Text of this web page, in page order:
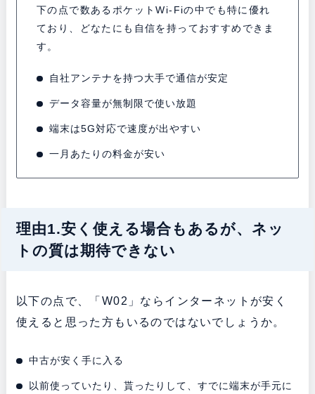
下の点で数あるポケットWi-Fiの中でも特に優れ
ており、どなたにも自信を持っておすすめできま
す。
自社アンテナを持つ大手で通信が安定
データ容量が無制限で使い放題
端末は5G対応で速度が出やすい
一月あたりの料金が安い
理由1.安く使える場合もあるが、ネッ
トの質は期待できない
以下の点で、「W02」ならインターネットが安く
使えると思った方もいるのではないでしょうか。
中古が安く手に入る
以前使っていたり、貰ったりして、すでに端末が手元に